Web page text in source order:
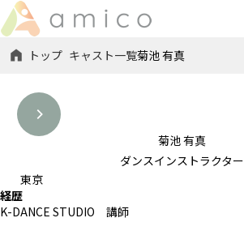
トップ キャスト一覧菊池 有真
菊池 有真
ダンスインストラクター
東京
経歴
K-DANCE STUDIO 講師